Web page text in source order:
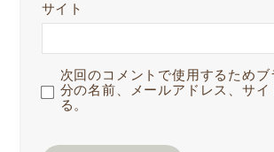
サイト
次回のコメントで使用するためブ
分の名前、メールアドレス、サイ
る。